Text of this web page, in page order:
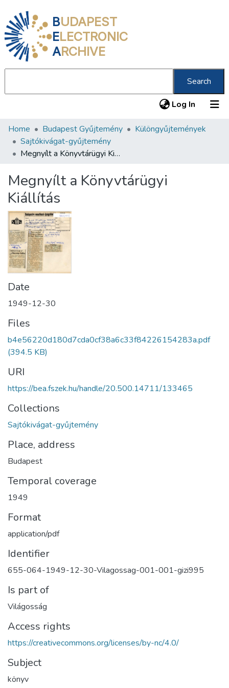
BUDAPEST
ELECTRONIC
ARCHIVE
Search
Log In (current)
Communities & Collections
All of DSpace
About us
Home Budapest Gyűjtemény
Különgyűjtemények
Sajtókivágat-gyűjtemény
Megnyílt a Könyvtárügyi Kiállítás
Megnyílt a Könyvtárügyi
Kiállítás
Date
1949-12-30
Files
b4e56220d180d7cda0cf38a6c33f84226154283a.pdf
(394.5 KB)
URI
https://bea.fszek.hu/handle/20.500.14711/133465
Collections
Sajtókivágat-gyűjtemény
Place, address
Budapest
Temporal coverage
1949
Format
application/pdf
Identifier
655-064-1949-12-30-Vilagossag-001-001-gizi995
Is part of
Világosság
Access rights
https://creativecommons.org/licenses/by-nc/4.0/
Subject
könyv